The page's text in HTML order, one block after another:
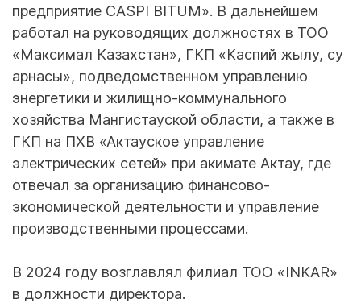
предприятие CASPI BITUM». В дальнейшем
работал на руководящих должностях в ТОО
«Максимал Казахстан», ГКП «Каспий жылу, су
арнасы», подведомственном управлению
энергетики и жилищно-коммунального
хозяйства Мангистауской области, а также в
ГКП на ПХВ «Актауское управление
электрических сетей» при акимате Актау, где
отвечал за организацию финансово-
экономической деятельности и управление
производственными процессами.
В 2024 году возглавлял филиал ТОО «INKAR»
в должности директора.